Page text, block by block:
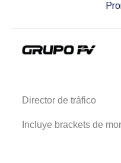
Director de tráfico
Incluye brackets de